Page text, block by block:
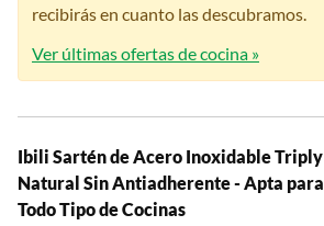
recibirás en cuanto las descubramos.
Ver últimas ofertas de cocina »
Ibili Sartén de Acero Inoxidable Triply
Natural Sin Antiadherente - Apta para
Todo Tipo de Cocinas